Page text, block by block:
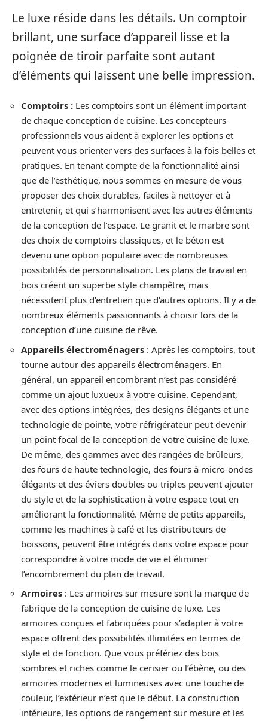
Le luxe réside dans les détails. Un comptoir
brillant, une surface d’appareil lisse et la
poignée de tiroir parfaite sont autant
d’éléments qui laissent une belle impression.
Comptoirs : Les comptoirs sont un élément important
de chaque conception de cuisine. Les concepteurs
professionnels vous aident à explorer les options et
peuvent vous orienter vers des surfaces à la fois belles et
pratiques. En tenant compte de la fonctionnalité ainsi
que de l’esthétique, nous sommes en mesure de vous
proposer des choix durables, faciles à nettoyer et à
entretenir, et qui s’harmonisent avec les autres éléments
de la conception de l’espace. Le granit et le marbre sont
des choix de comptoirs classiques, et le béton est
devenu une option populaire avec de nombreuses
possibilités de personnalisation. Les plans de travail en
bois créent un superbe style champêtre, mais
nécessitent plus d’entretien que d’autres options. Il y a de
nombreux éléments passionnants à choisir lors de la
conception d’une cuisine de rêve.
Appareils électroménagers : Après les comptoirs, tout
tourne autour des appareils électroménagers. En
général, un appareil encombrant n’est pas considéré
comme un ajout luxueux à votre cuisine. Cependant,
avec des options intégrées, des designs élégants et une
technologie de pointe, votre réfrigérateur peut devenir
un point focal de la conception de votre cuisine de luxe.
De même, des gammes avec des rangées de brûleurs,
des fours de haute technologie, des fours à micro-ondes
élégants et des éviers doubles ou triples peuvent ajouter
du style et de la sophistication à votre espace tout en
améliorant la fonctionnalité. Même de petits appareils,
comme les machines à café et les distributeurs de
boissons, peuvent être intégrés dans votre espace pour
correspondre à votre mode de vie et éliminer
l’encombrement du plan de travail.
Armoires : Les armoires sur mesure sont la marque de
fabrique de la conception de cuisine de luxe. Les
armoires conçues et fabriquées pour s’adapter à votre
espace offrent des possibilités illimitées en termes de
style et de fonction. Que vous préfériez des bois
sombres et riches comme le cerisier ou l’ébène, ou des
armoires modernes et lumineuses avec une touche de
couleur, l’extérieur n’est que le début. La construction
intérieure, les options de rangement sur mesure et les